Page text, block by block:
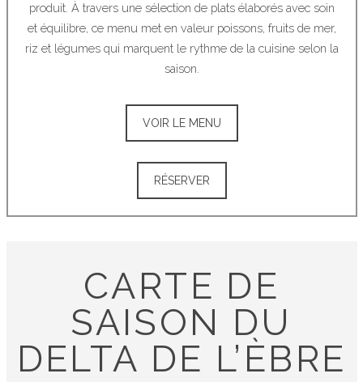
produit. À travers une sélection de plats élaborés avec soin
et équilibre, ce menu met en valeur poissons, fruits de mer,
riz et légumes qui marquent le rythme de la cuisine selon la
saison.
VOIR LE MENU
RÉSERVER
CARTE DE
SAISON DU
DELTA DE L’ÈBRE